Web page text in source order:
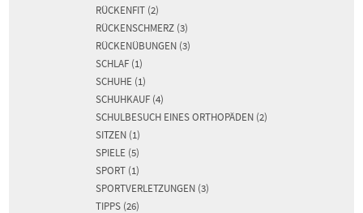
RÜCKENFIT (2)
RÜCKENSCHMERZ (3)
RÜCKENÜBUNGEN (3)
SCHLAF (1)
SCHUHE (1)
SCHUHKAUF (4)
SCHULBESUCH EINES ORTHOPÄDEN (2)
SITZEN (1)
SPIELE (5)
SPORT (1)
SPORTVERLETZUNGEN (3)
TIPPS (26)